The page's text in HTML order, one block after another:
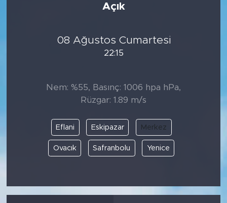
Açık
08 Ağustos Cumartesi
22:15
Nem: %55, Basınç: 1006 hpa hPa,
Rüzgar: 1.89 m/s
Eflani Eskipazar Merkez
Ovacık Safranbolu Yenice
Sektör